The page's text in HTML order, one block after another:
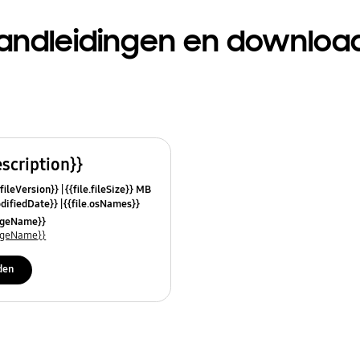
en
{{file.fileSize}} MB
{{file.osNames}}